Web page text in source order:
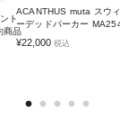
ト
商品
ACANTHUS muta スウ
ーデッドパーカー
¥22,000 税込